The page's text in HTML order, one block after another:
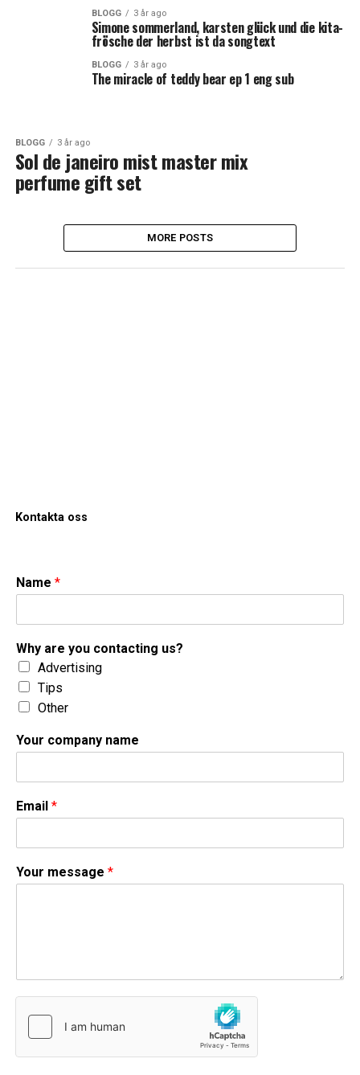
BLOGG 3 år ago
Simone sommerland, karsten glück und die kita-
frösche der herbst ist da songtext
BLOGG 3 år ago
The miracle of teddy bear ep 1 eng sub
BLOGG 3 år ago
Sol de janeiro mist master mix
perfume gift set
MORE POSTS
Kontakta oss
Name *
Why are you contacting us?
Advertising
Tips
Other
Your company name
Email *
Your message *